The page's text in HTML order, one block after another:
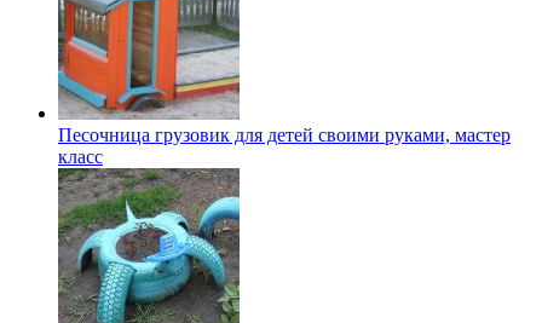
Песочница грузовик для детей своими руками, мастер
класс